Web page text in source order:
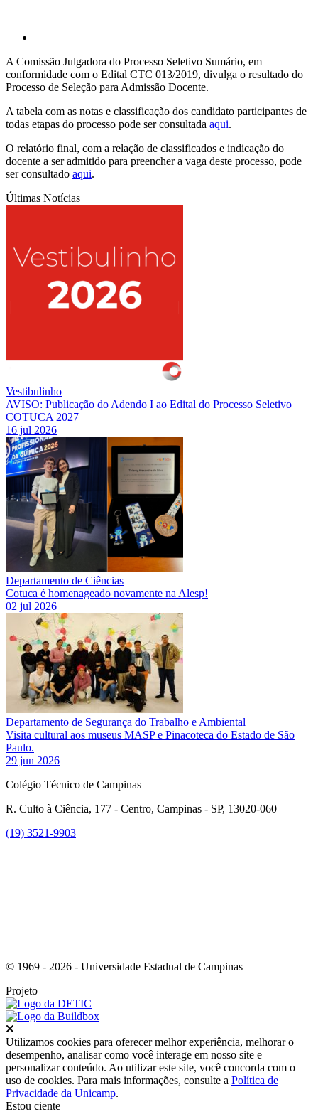
A Comissão Julgadora do Processo Seletivo Sumário, em
conformidade com o Edital CTC 013/2019, divulga o resultado do
Processo de Seleção para Admissão Docente.
A tabela com as notas e classificação dos candidato participantes de
todas etapas do processo pode ser consultada aqui.
O relatório final, com a relação de classificados e indicação do
docente a ser admitido para preencher a vaga deste processo, pode
ser consultado aqui.
Últimas Notícias
Vestibulinho
AVISO: Publicação do Adendo I ao Edital do Processo Seletivo
COTUCA 2027
16 jul 2026
Departamento de Ciências
Cotuca é homenageado novamente na Alesp!
02 jul 2026
Departamento de Segurança do Trabalho e Ambiental
Visita cultural aos museus MASP e Pinacoteca do Estado de São
Paulo.
29 jun 2026
Colégio Técnico de Campinas
R. Culto à Ciência, 177 - Centro, Campinas - SP, 13020-060
(19) 3521-9903
© 1969 - 2026 - Universidade Estadual de Campinas
Projeto
Utilizamos cookies para oferecer melhor experiência, melhorar o
desempenho, analisar como você interage em nosso site e
personalizar conteúdo. Ao utilizar este site, você concorda com o
uso de cookies. Para mais informações, consulte a Política de
Privacidade da Unicamp.
Estou ciente